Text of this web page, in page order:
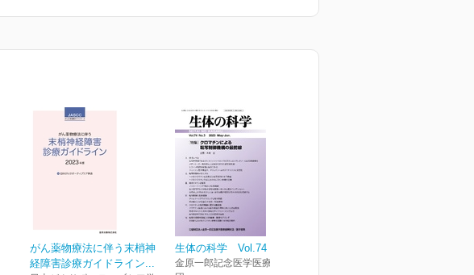
がん薬物療法に伴う末梢神
経障害診療ガイドライン...
生体の科学 Vol.74 No.3
金原一郎記念医学医療振興財